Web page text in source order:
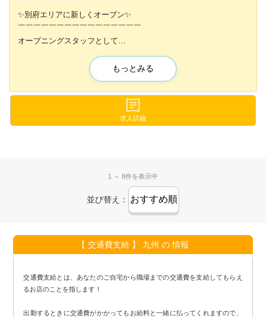
✨別府エリアに新しくオープン✨
￣￣￣￣￣￣￣￣￣￣￣￣￣￣￣￣
オープニングスタッフとして
面倒な上下関係なし❌
詳しくは求人ページをチェック✅
もっとみる
求人詳細
1 ～ 8件を表示中
並び替え：
【 交通費支給 】 九州 の 情報
交通費支給とは、あなたのご自宅から職場までの交通費を支給してもらえ
るお店のことを指します！
出勤するときに交通費がかかってもお給料と一緒に払ってくれますので、